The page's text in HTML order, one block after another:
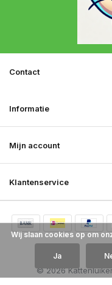
Klantenservice
Mijn account
Informatie
Contact
© 2026
Wij slaan cookies op om
Ja